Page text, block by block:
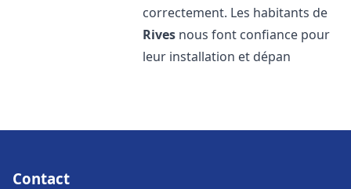
correctement. Les habitants de
Rives nous font confiance pour
leur installation et dépan
Contact